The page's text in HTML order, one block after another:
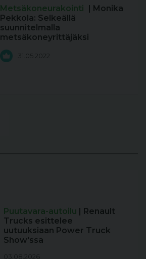
Metsäkoneurakointi | Monika
Pekkola: Selkeällä
suunnitelmalla
metsäkoneyrittäjäksi
31.05.2022
Puutavara-autoilu | Renault
Trucks esittelee
uutuuksiaan Power Truck
Show'ssa
03.08.2026